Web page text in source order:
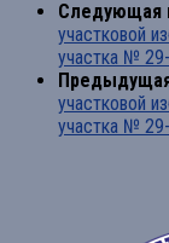
Следующая
участковой
участка №
участковой
участка №